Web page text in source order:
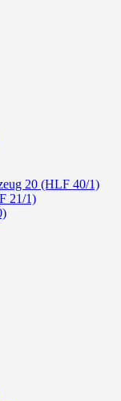
20 (HLF 40/1)
21/1)